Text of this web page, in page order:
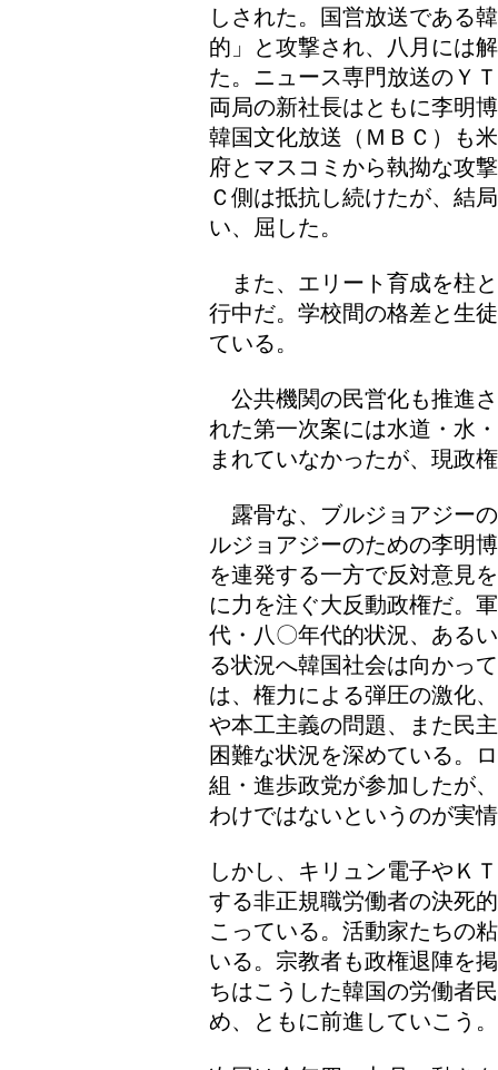
しされた。国営放送である
的」と攻撃され、八月には
た。ニュース専門放送のＹ
両局の新社長はともに李明
韓国文化放送（ＭＢＣ）も
府とマスコミから執拗な攻
Ｃ側は抵抗し続けたが、結
い、屈した。
また、エリート育成を柱
行中だ。学校間の格差と生
ている。
公共機関の民営化も推進
れた第一次案には水道・水
まれていなかったが、現政
露骨な、ブルジョアジー
ルジョアジーのための李明
を連発する一方で反対意見
に力を注ぐ大反動政権だ。
代・八〇年代的状況、ある
る状況へ韓国社会は向かっ
は、権力による弾圧の激化
や本工主義の問題、また民
困難な状況を深めている。
組・進歩政党が参加したが
わけではないというのが実
しかし、キリュン電子やＫ
する非正規職労働者の決死
こっている。活動家たちの
いる。宗教者も政権退陣を
ちはこうした韓国の労働者
め、ともに前進していこう。